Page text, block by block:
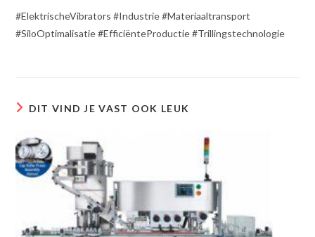
#ElektrischeVibrators #Industrie #Materiaaltransport
#SiloOptimalisatie #EfficiënteProductie #Trillingstechnologie
DIT VIND JE VAST OOK LEUK